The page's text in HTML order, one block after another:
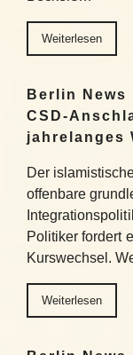
Weiterlesen
Berlin
CSD-
jahrelanges
Der
offenbare
Politiker fordert
Kurswechsel.
Weiterlesen